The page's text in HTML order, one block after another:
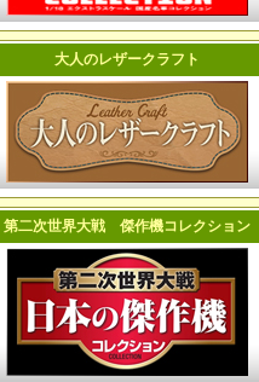
大人のレザークラフト
第二次世界大戦 傑作機コレクション